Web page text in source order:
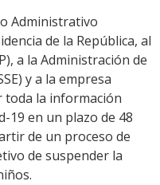
Administrativo
de la República, al
a la Administración de
y a la empresa
toda la información
19 en un plazo de 48
de un proceso de
de suspender la